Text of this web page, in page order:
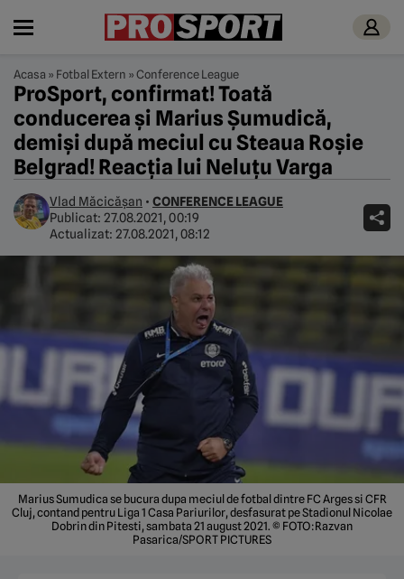
Acasa » Fotbal Extern »Conference League
ProSport, confirmat! Toată
conducerea și Marius Șumudică,
demiși după meciul cu Steaua Roșie
Belgrad! Reacția lui Neluțu Varga
Vlad Măcicășan • CONFERENCE LEAGUE
Publicat: 27.08.2021, 00:19
Actualizat: 27.08.2021, 08:12
Marius Sumudica se bucura dupa meciul de fotbal dintre FC Arges si CFR
Cluj, contand pentru Liga 1 Casa Pariurilor, desfasurat pe Stadionul Nicolae
Dobrin din Pitesti, sambata 21 august 2021. © FOTO:Razvan
Pasarica/SPORT PICTURES